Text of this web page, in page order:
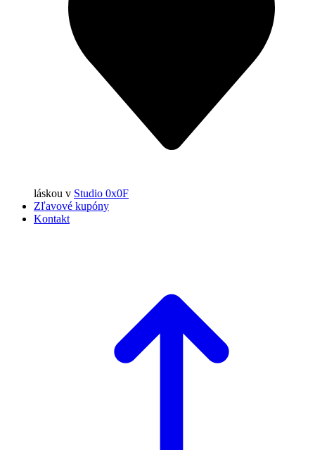
láskou v Studio 0x0F
Zľavové kupóny
Kontakt